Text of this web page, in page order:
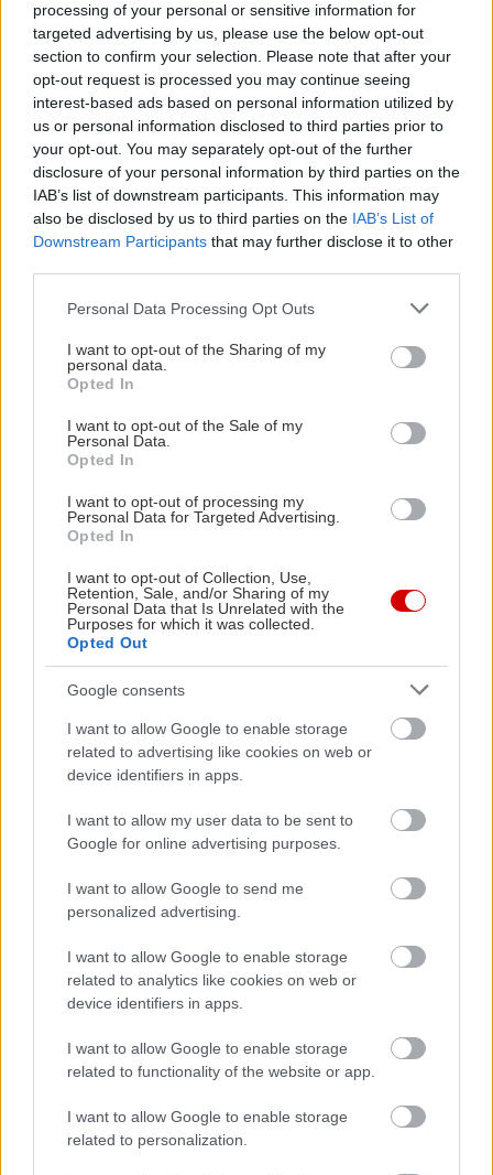
processing of your personal or sensitive information for
targeted advertising by us, please use the below opt-out
section to confirm your selection. Please note that after your
opt-out request is processed you may continue seeing
interest-based ads based on personal information utilized by
us or personal information disclosed to third parties prior to
your opt-out. You may separately opt-out of the further
disclosure of your personal information by third parties on the
IAB’s list of downstream participants. This information may
also be disclosed by us to third parties on the IAB’s List of
Downstream Participants that may further disclose it to other
Please note that this website/app uses one or more Google
not limited to your visit or usage behaviour. You may click to
grant or deny consent to Google and its third-party tags to
use your data for below specified purposes in below Google
consent section.
Personal Data Processing Opt Outs
I want to opt-out of the Sharing of my
personal data.
Opted In
I want to opt-out of the Sale of my
Personal Data.
Opted In
I want to opt-out of processing my
Personal Data for Targeted Advertising.
Opted In
I want to opt-out of Collection, Use,
Retention, Sale, and/or Sharing of my
Personal Data that Is Unrelated with the
Purposes for which it was collected.
Opted Out
Google consents
I want to allow Google to enable storage
related to advertising like cookies on web or
device identifiers in apps.
I want to allow my user data to be sent to
Google for online advertising purposes.
I want to allow Google to send me
personalized advertising.
I want to allow Google to enable storage
related to analytics like cookies on web or
device identifiers in apps.
I want to allow Google to enable storage
related to functionality of the website or app.
I want to allow Google to enable storage
related to personalization.
Νικόλας Γεωργιακώδης
Ο Νικόλας Γεωργιακώδης είναι δημοσιογράφος και personal
trainer, με εμπειρία στη συντακτική δημοσιογραφία και την
προπονητική. Αποφοίτησε από το Τμήμα Επικοινωνίας και
Μέσων Μαζικής Ενημέρωσης του Εθνικού και
Καποδιστριακού Πανεπιστημίου Αθηνών το 2010.
αποκτώντας πτυχία Personal Training από τις σχολές
Studio One και Base Training, καθώς και την εξειδίκευση
Corrective Exercise Specialist (NASM). Στη συνέχεια,
ολοκλήρωσε το μεταπτυχιακό πρόγραμμα «Λειτουργική
Διαχείριση Τραυματισμών σε Αθλητές και Ασκούμενους» του
Εργοσπιρομετρία και Αποκατάσταση» του Πανεπιστημίου
Θεσσαλίας.
Aγαπά το σινεμά, τις γάτες, το fitness, τις συναυλίες και την
έξοδο για μπίρες και σουβλάκι. Ετοιμάζει βιβλίο για το πώς να